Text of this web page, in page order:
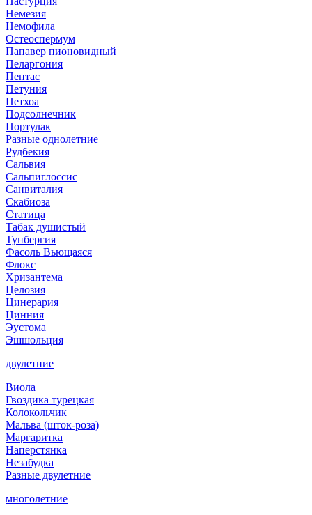
Немезия
Немофила
Остеоспермум
Папавер пионовидный
Пеларгония
Пентас
Петуния
Петхоа
Подсолнечник
Портулак
Разные однолетние
Рудбекия
Сальвия
Сальпиглоссис
Санвиталия
Скабиоза
Статица
Табак душистый
Тунбергия
Фасоль Вьющаяся
Флокс
Хризантема
Целозия
Цинерария
Цинния
Эустома
Эшшольция
двулетние
Виола
Гвоздика турецкая
Колокольчик
Мальва (шток-роза)
Маргаритка
Наперстянка
Незабудка
Разные двулетние
многолетние